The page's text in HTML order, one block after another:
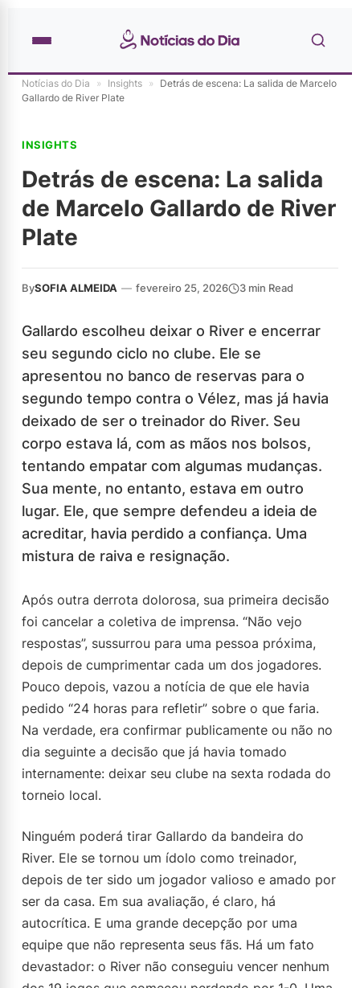
Notícias do Dia » Insights » Detrás de escena: La salida de Marcelo
Gallardo de River Plate
INSIGHTS
Detrás de escena: La salida
de Marcelo Gallardo de River
Plate
BySOFIA ALMEIDA — fevereiro 25, 2026 3 min Read
Gallardo escolheu deixar o River e encerrar
seu segundo ciclo no clube. Ele se
apresentou no banco de reservas para o
segundo tempo contra o Vélez, mas já havia
deixado de ser o treinador do River. Seu
corpo estava lá, com as mãos nos bolsos,
tentando empatar com algumas mudanças.
Sua mente, no entanto, estava em outro
lugar. Ele, que sempre defendeu a ideia de
acreditar, havia perdido a confiança. Uma
mistura de raiva e resignação.
Após outra derrota dolorosa, sua primeira decisão
foi cancelar a coletiva de imprensa. “Não vejo
respostas”, sussurrou para uma pessoa próxima,
depois de cumprimentar cada um dos jogadores.
Pouco depois, vazou a notícia de que ele havia
pedido “24 horas para refletir” sobre o que faria.
Na verdade, era confirmar publicamente ou não no
dia seguinte a decisão que já havia tomado
internamente: deixar seu clube na sexta rodada do
torneio local.
Ninguém poderá tirar Gallardo da bandeira do
River. Ele se tornou um ídolo como treinador,
depois de ter sido um jogador valioso e amado por
ser da casa. Em sua avaliação, é claro, há
autocrítica. E uma grande decepção por uma
equipe que não representa seus fãs. Há um fato
devastador: o River não conseguiu vencer nenhum